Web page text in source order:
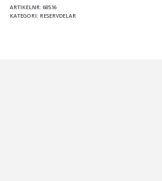
ARTIKELNR: 685.16
KATEGORI: RESERVDELAR